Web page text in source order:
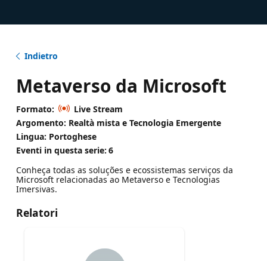
Indietro
Metaverso da Microsoft
Formato:
Live Stream
Argomento: Realtà mista e Tecnologia Emergente
Lingua: Portoghese
Eventi in questa serie: 6
Conheça todas as soluções e ecossistemas serviços da
Microsoft relacionadas ao Metaverso e Tecnologias
Imersivas.
Relatori